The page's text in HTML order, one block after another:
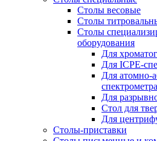
Столы весовые
Столы
Столы
оборудования
Для
Для ICPE-
Для атомно-
спектрометра
Для
Стол для
Для
Столы-приставки